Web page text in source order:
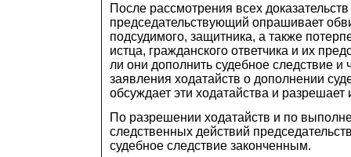
После рассмотрения всех доказательств
председательствующий опрашивает
подсудимого, защитника, а также
истца, гражданского ответчика и их
ли они дополнить судебное следствие
заявления ходатайств о дополнении
обсуждает эти ходатайства и разрешает
По разрешении ходатайств и по
следственных действий
судебное следствие законченным.